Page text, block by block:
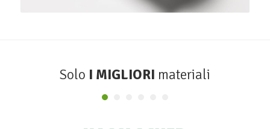
Solo I MIGLIORI materiali